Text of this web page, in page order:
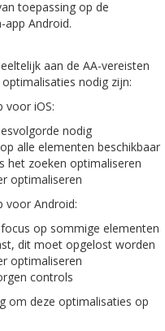
toepassing op de
app Android.
aan de AA-vereisten
nodig zijn:
voor iOS:
nodig
alle elementen beschikbaar
het zoeken optimaliseren
optimaliseren
voor Android:
op sommige elementen
dit moet opgelost worden
optimaliseren
controls
om deze optimalisaties op